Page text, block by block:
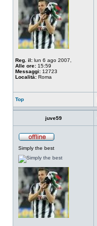
Reg. il: lun 6 ago 2007,
Alle ore: 15:59
Messaggi: 12723
Località: Roma
Top
juve59
Simply the best